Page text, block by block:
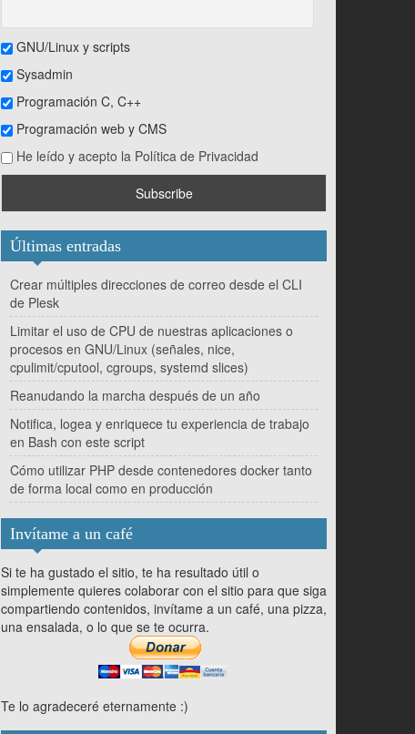
GNU/Linux y scripts
Sysadmin
Programación C, C++
Programación web y CMS
He leído y acepto la Política de Privacidad
Últimas entradas
Crear múltiples direcciones de correo desde el CLI
de Plesk
Limitar el uso de CPU de nuestras aplicaciones o
procesos en GNU/Linux (señales, nice,
cpulimit/cputool, cgroups, systemd slices)
Reanudando la marcha después de un año
Notifica, logea y enriquece tu experiencia de trabajo
en Bash con este script
Cómo utilizar PHP desde contenedores docker tanto
de forma local como en producción
Invítame a un café
Si te ha gustado el sitio, te ha resultado útil o
simplemente quieres colaborar con el sitio para que siga
compartiendo contenidos, invítame a un café, una pizza,
una ensalada, o lo que se te ocurra.
Te lo agradeceré eternamente :)